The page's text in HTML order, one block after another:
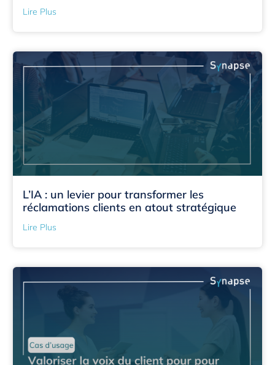
Lire Plus
L’IA : un levier pour transformer les
réclamations clients en atout stratégique
Lire Plus